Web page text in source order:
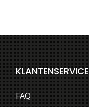
KLANTENSERVICE
FAQ